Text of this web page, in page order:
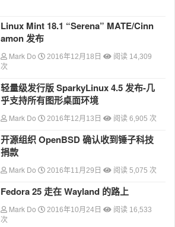
Linux Mint 18.1 “Serena” MATE/Cinn
amon 发布
Mark Do 2016年12月18日
阅读 14,309
次
轻量级发行版 SparkyLinux 4.5 发布-几
乎支持所有图形桌面环境
Mark Do 2016年12月13日 阅读 6,905 次
开源组织 OpenBSD 确认收到锤子科技
捐款
Mark Do 2016年11月29日 阅读 5,075 次
Fedora 25 走在 Wayland 的路上
Mark Do 2016年10月24日
阅读 16,533
次